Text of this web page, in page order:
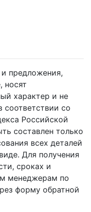
предложения,
носят
характер и не
соответствии со
Российской
составлен только
всех деталей
Для получения
сроках и
менеджерам по
форму обратной